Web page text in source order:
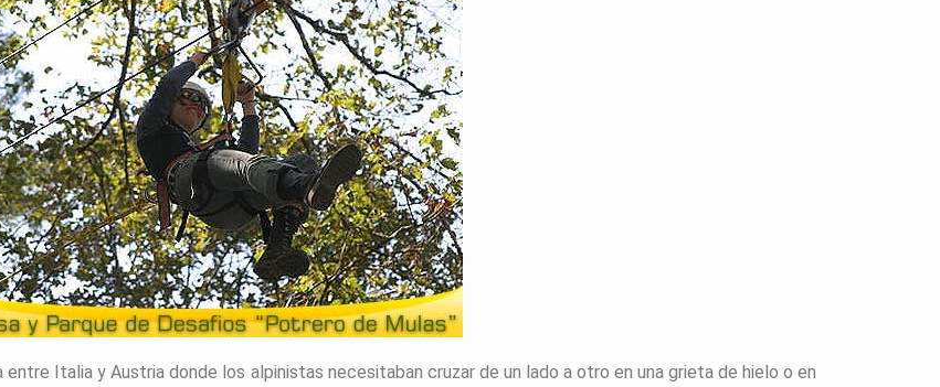
Italia y Austria donde los alpinistas necesitaban cruzar de un lado a otro en una grieta de hielo o en